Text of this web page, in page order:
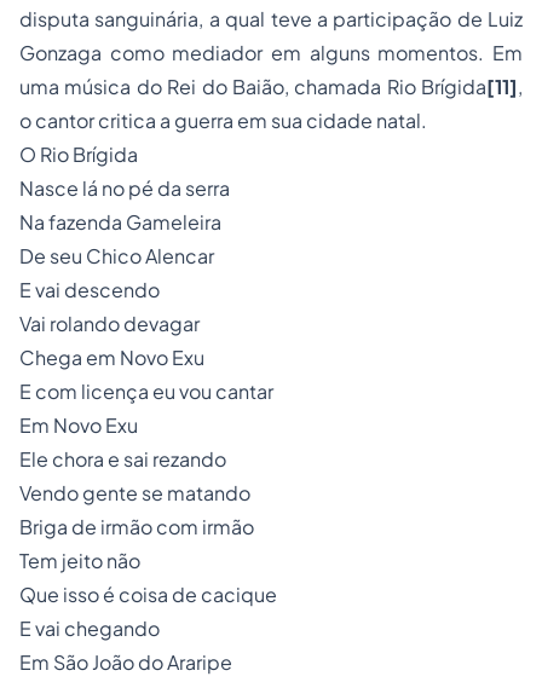
disputa sanguinária, a qual teve a participação de Luiz
Gonzaga como mediador em alguns momentos. Em
uma música do Rei do Baião, chamada Rio Brígida[11],
o cantor critica a guerra em sua cidade natal.
O Rio Brígida
Nasce lá no pé da serra
Na fazenda Gameleira
De seu Chico Alencar
E vai descendo
Vai rolando devagar
Chega em Novo Exu
E com licença eu vou cantar
Em Novo Exu
Ele chora e sai rezando
Vendo gente se matando
Briga de irmão com irmão
Tem jeito não
Que isso é coisa de cacique
E vai chegando
Em São João do Araripe